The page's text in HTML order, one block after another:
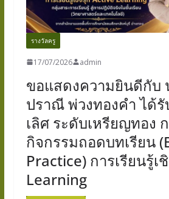
รางวัลครู
17/07/2026 admin
ขอแสดงความยินดีกับ
ปราณี พ่วงทองคำ ได้รั
เลิศ ระดับเหรียญทอง
กิจกรรมถอดบทเรียน
Practice) การเรียนรู้เ
Learning